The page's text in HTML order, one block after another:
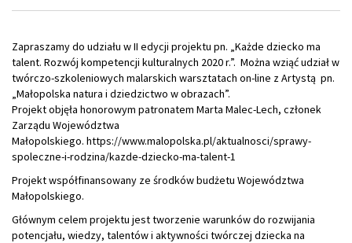
Zapraszamy do udziału w II edycji projektu pn. „Każde dziecko ma
talent. Rozwój kompetencji kulturalnych 2020 r.”. Można wziąć udział w
twórczo-szkoleniowych malarskich warsztatach on-line z Artystą pn.
„Małopolska natura i dziedzictwo w obrazach”.
Projekt objęła honorowym patronatem Marta Malec-Lech, członek
Zarządu Województwa
Małopolskiego. https://www.malopolska.pl/aktualnosci/sprawy-
spoleczne-i-rodzina/kazde-dziecko-ma-talent-1
Projekt współfinansowany ze środków budżetu Województwa
Małopolskiego.
Głównym celem projektu jest tworzenie warunków do rozwijania
potencjału, wiedzy, talentów i aktywności twórczej dziecka na